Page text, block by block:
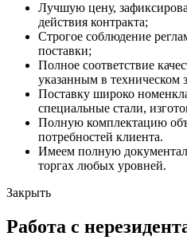
Лучшую цену,
действия контракта;
Строгое соблюдение
поставки;
Полное соответствие
указанным в техническом
Поставку широко
специальные стали,
Полную комплектацию
потребностей клиента.
Имеем полную
торгах любых уровней.
Закрыть
Работа с